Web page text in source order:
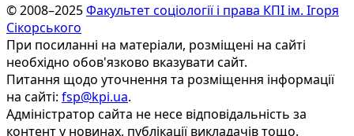
© 2008–2025Факультет соціології і права КПІ ім. Ігоря
Сікорського
При посиланні на матеріали, розміщені на сайті
необхідно обов'язково вказувати сайт.
Питання щодо уточнення та розміщення інформації
на сайті: fsp@kpi.ua.
Адміністратор сайта не несе відповідальність за
контент у новинах, публікації викладачів тощо.